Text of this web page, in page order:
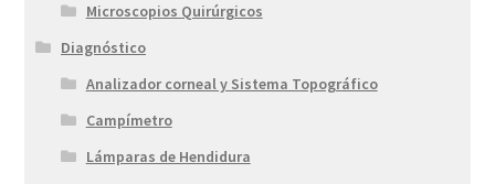
Microscopios Quirúrgicos
Diagnóstico
Analizador corneal y Sistema Topográfico
Campímetro
Lámparas de Hendidura